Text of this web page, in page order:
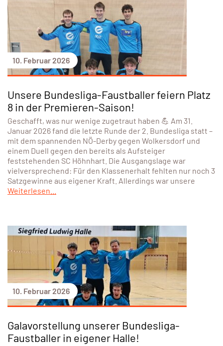
10. Februar 2026
Unsere Bundesliga-Faustballer feiern Platz
8 in der Premieren-Saison!
Geschafft, was nur wenige zugetraut haben 💪 Am 31.
Januar 2026 fand die letzte Runde der 2. Bundesliga statt –
mit dem spannenden NÖ-Derby gegen Wolkersdorf und
einem Duell gegen den bereits als Aufsteiger
feststehenden SC Höhnhart. Die Ausgangslage war
vielversprechend: Für den Klassenerhalt fehlten nur noch 3
Satzgewinne aus eigener Kraft. Allerdings war unsere
Weiterlesen...
10. Februar 2026
Galavorstellung unserer Bundesliga-
Faustballer in eigener Halle!